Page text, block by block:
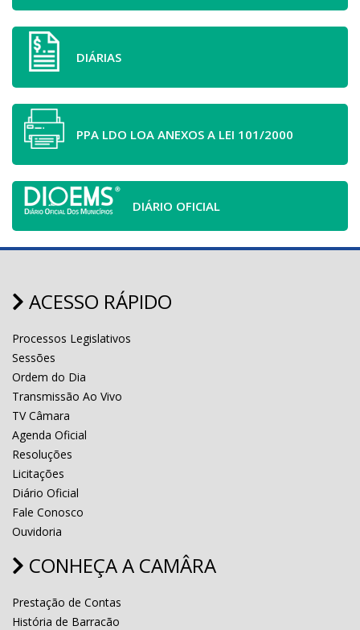
DIÁRIAS
PPA LDO LOA ANEXOS A LEI 101/2000
DIÁRIO OFICIAL
ACESSO RÁPIDO
Processos Legislativos
Sessões
Ordem do Dia
Transmissão Ao Vivo
TV Câmara
Agenda Oficial
Resoluções
Licitações
Diário Oficial
Fale Conosco
Ouvidoria
CONHEÇA A CAMÂRA
Prestação de Contas
História de Barracão